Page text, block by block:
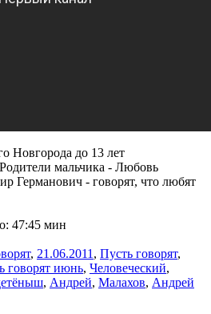
Новгорода до 13 лет
мальчика - Любовь
Германович - говорят, что любят
47:45 мин
, 21.06.2011 , Пусть говорят,
говорят июнь, Человеческий,
, Андрей, Малахов, Андрей